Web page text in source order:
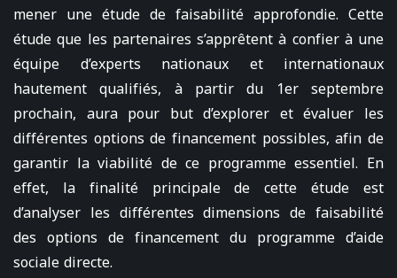
mener une étude de faisabilité approfondie. Cette
étude que les partenaires s’apprêtent à confier à une
équipe d’experts nationaux et internationaux
hautement qualifiés, à partir du 1er septembre
prochain, aura pour but d’explorer et évaluer les
différentes options de financement possibles, afin de
garantir la viabilité de ce programme essentiel. En
effet, la finalité principale de cette étude est
d’analyser les différentes dimensions de faisabilité
des options de financement du programme d’aide
sociale directe.